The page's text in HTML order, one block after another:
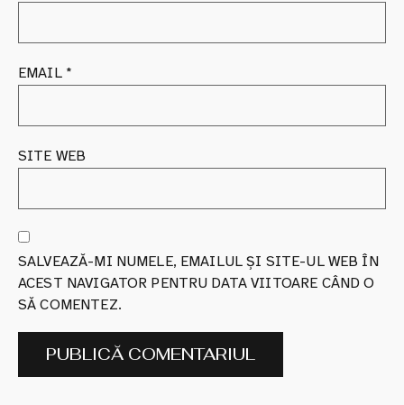
EMAIL *
SITE WEB
SALVEAZĂ-MI NUMELE, EMAILUL ȘI SITE-UL WEB ÎN
ACEST NAVIGATOR PENTRU DATA VIITOARE CÂND O
SĂ COMENTEZ.